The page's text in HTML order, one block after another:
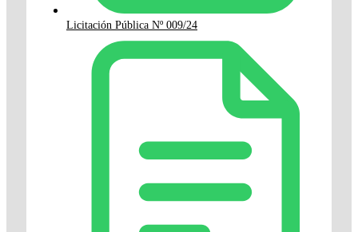
Licitación Pública Nº 009/24